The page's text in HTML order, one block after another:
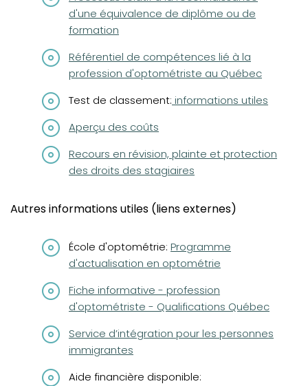
d'une équivalence de diplôme ou de
formation
(opens in a new tab)
Référentiel de compétences lié à la
profession d'optométriste au Québec
Test de classement: informations utiles
Aperçu des coûts
(opens in a new tab)
Recours en révision, plainte et protection
des droits des stagiaires
Autres informations utiles (liens externes)
École d'optométrie: (opens in a new tab)
Programme
d'actualisation en optométrie
(opens in a new tab)
Fiche informative - profession
d'optométriste - Qualifications Québec
(opens in a new tab)
Service d’intégration pour les personnes
immigrantes
Aide financière disponible: